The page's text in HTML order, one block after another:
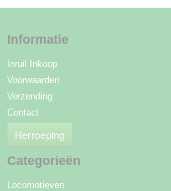
Informatie
Inruil Inkoop
Voorwaarden
Verzending
Contact
Herroeping
Categorieën
Locomotieven